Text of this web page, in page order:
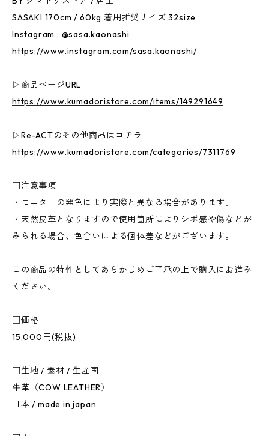
SASAKI 170cm / 60kg 着用推奨サイズ 32size
Instagram : @sasa.kaonashi
https://www.instagram.com/sasa.kaonashi/
▷商品ページURL
https://www.kumadoristore.com/items/149291649
▷Re-ACTのその他商品はコチラ
https://www.kumadoristore.com/categories/7311769
□注意事項
・モニターの発色により実際と異なる場合があります。
・天然皮革となりますので使用箇所によりシボ感や傷などが
みられる場合、色合いによる個体差などがございます。
この商品の特性としてあらかじめご了承の上で購入にお進み
ください。
□価格
15,000円(税抜)
□生地 / 素材 / 生産国
牛革（COW LEATHER）
日本 / made in japan